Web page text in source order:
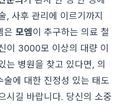
, 사후 관리에 이르기까지
은 모엠이 추구하는 의료 철
이 3000모 이상의 대량 이
는 병원을 찾고 있다면, 의
에 대한 진정성 있는 태도
시길 바랍니다. 당신의 소중